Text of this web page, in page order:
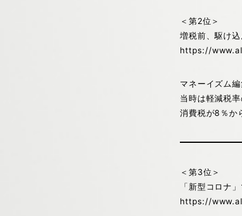
＜第2位＞
増税前、駆け
https://
マネーイズム編
当時は軽減税
消費税が8％か
＜第3位＞
「新型コロナ
https://